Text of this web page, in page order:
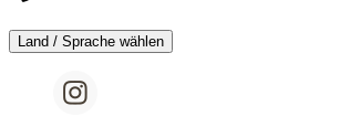
Land / Sprache wählen